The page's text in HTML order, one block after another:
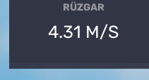
RÜZGAR
4.31 M/S